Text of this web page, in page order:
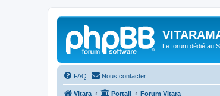
Le forum dédié au
FAQ Nous contacter
Vitara Portail Forum Vitara